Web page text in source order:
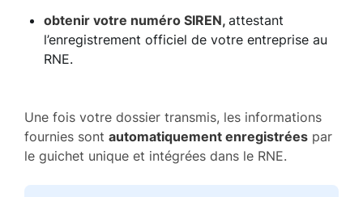
obtenir votre numéro SIREN, attestant
l’enregistrement officiel de votre entreprise au
RNE.
Une fois votre dossier transmis, les informations
fournies sont automatiquement enregistrées par
le guichet unique et intégrées dans le RNE.